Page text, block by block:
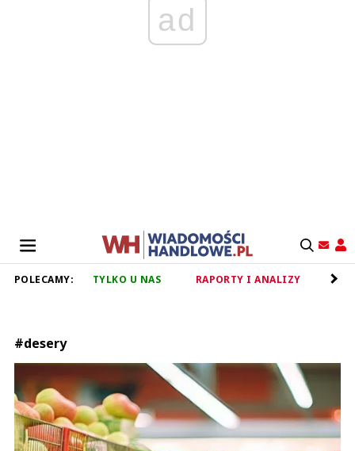
ad
POLECAMY: TYLKO U NAS RAPORTY I ANALIZY
#desery